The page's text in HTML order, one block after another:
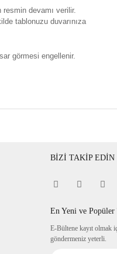
devamı verilir.
tablonuzu duvarınıza
görmesi engellenir.
BİZİ TAKİP EDİN
En Yeni ve
E-Bültene kayıt olmak
göndermeniz yeterli.